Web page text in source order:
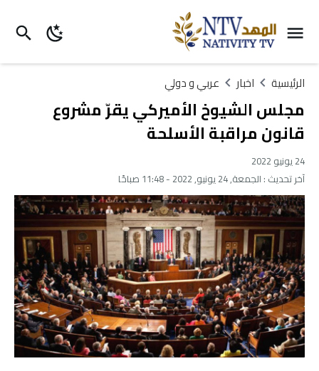
الرئيسية اخبار عربي و دولي
مجلس الشيوخ الأميركي يقرّ مشروع
قانون مراقبة الأسلحة
24 يونيو 2022
آخر تحديث : الجمعة, 24 يونيو, 2022 - 11:48 صباحًا